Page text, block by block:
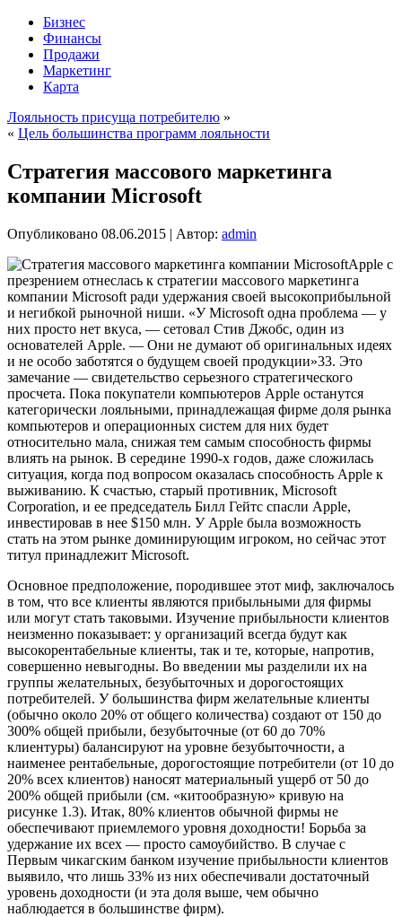
Бизнес
Финансы
Продажи
Маркетинг
Карта
Лояльность присуща потребителю »
« Цель большинства программ лояльности
Стратегия массового маркетинга
компании Microsoft
Опубликовано 08.06.2015 | Автор: admin
Apple с
презрением отнеслась к стратегии массового маркетинга
компании Microsoft ради удержания своей высокоприбыльной
и негибкой рыночной ниши. «У Microsoft одна проблема — у
них просто нет вкуса, — сетовал Стив Джобс, один из
основателей Apple. — Они не думают об оригинальных идеях
и не особо заботятся о будущем своей продукции»33. Это
замечание — свидетельство серьезного стратегического
просчета. Пока покупатели компьютеров Apple останутся
категорически лояльными, принадлежащая фирме доля рынка
компьютеров и операционных систем для них будет
относительно мала, снижая тем самым способность фирмы
влиять на рынок. В середине 1990-х годов, даже сложилась
ситуация, когда под вопросом оказалась способность Apple к
выживанию. К счастью, старый противник, Microsoft
Corporation, и ее председатель Билл Гейтс спасли Apple,
инвестировав в нее $150 млн. У Apple была возможность
стать на этом рынке доминирующим игроком, но сейчас этот
титул принадлежит Microsoft.
Основное предположение, породившее этот миф, заключалось
в том, что все клиенты являются прибыльными для фирмы
или могут стать таковыми. Изучение прибыльности клиентов
неизменно показывает: у организаций всегда будут как
высокорентабельные клиенты, так и те, которые, напротив,
совершенно невыгодны. Во введении мы разделили их на
группы желательных, безубыточных и дорогостоящих
потребителей. У большинства фирм желательные клиенты
(обычно около 20% от общего количества) создают от 150 до
300% общей прибыли, безубыточные (от 60 до 70%
клиентуры) балансируют на уровне безубыточности, а
наименее рентабельные, дорогостоящие потребители (от 10 до
20% всех клиентов) наносят материальный ущерб от 50 до
200% общей прибыли (см. «китообразную» кривую на
рисунке 1.3). Итак, 80% клиентов обычной фирмы не
обеспечивают приемлемого уровня доходности! Борьба за
удержание их всех — просто самоубийство. В случае с
Первым чикагским банком изучение прибыльности клиентов
выявило, что лишь 33% из них обеспечивали достаточный
уровень доходности (и эта доля выше, чем обычно
наблюдается в большинстве фирм).